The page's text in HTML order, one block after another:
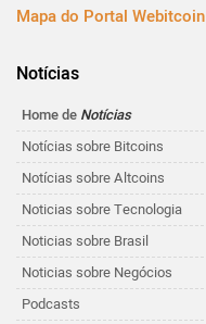
Mapa do Portal Webitcoin
Notícias
Home de Notícias
Notícias sobre Bitcoins
Notícias sobre Altcoins
Noticias sobre Tecnologia
Noticias sobre Brasil
Noticias sobre Negócios
Podcasts